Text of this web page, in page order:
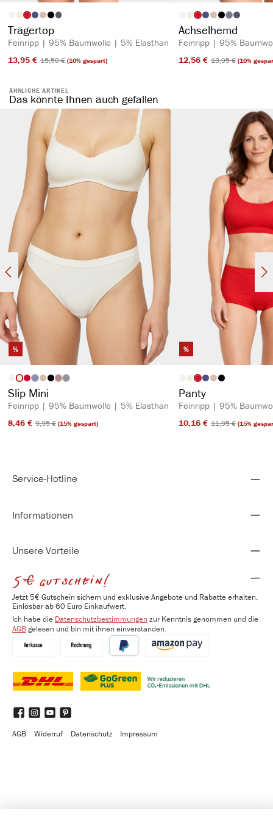
Artikelfarbeauswählen
Trägertop
Feinripp | 95% Baumwolle | 5% Elasthan
13,95 €​ 15,50 €​(10% gespart)
Artikelfarbe(Diese Option
Achselhemd
Feinripp | 95%
12,56 €​ 13,95 €​(10%
ÄHNLICHE ARTIKEL
Das könnte Ihnen auch gefallen
%
Artikelfarbeauswählen
(Diese Option ist zurzeit nicht verfügbar.)
(Diese Option ist zurzeit nicht verfügbar.)
(Diese Option ist zurzeit nicht verfügbar.)
Slip Mini
Feinripp | 95% Baumwolle | 5% Elasthan
8,46 €​ 9,95 €​(15% gespart)
%
Artikelfarbe
Panty
Feinripp | 95%
10,16 €​ 11,95 €​(15%
Service-Hotline
Informationen
Unsere Vorteile
5€ gutschein!
Jetzt 5€ Gutschein sichern und exklusive Angebote und Rabatte erhalten.
Einlösbar ab 60 Euro Einkaufwert.
Ich habe die Datenschutzbestimmungen zur Kenntnis genommen und die
AGBgelesen und bin mit ihnen einverstanden.
FacebookInstagram
YouTubePinterest
AGB
Widerruf Datenschutz Impressum